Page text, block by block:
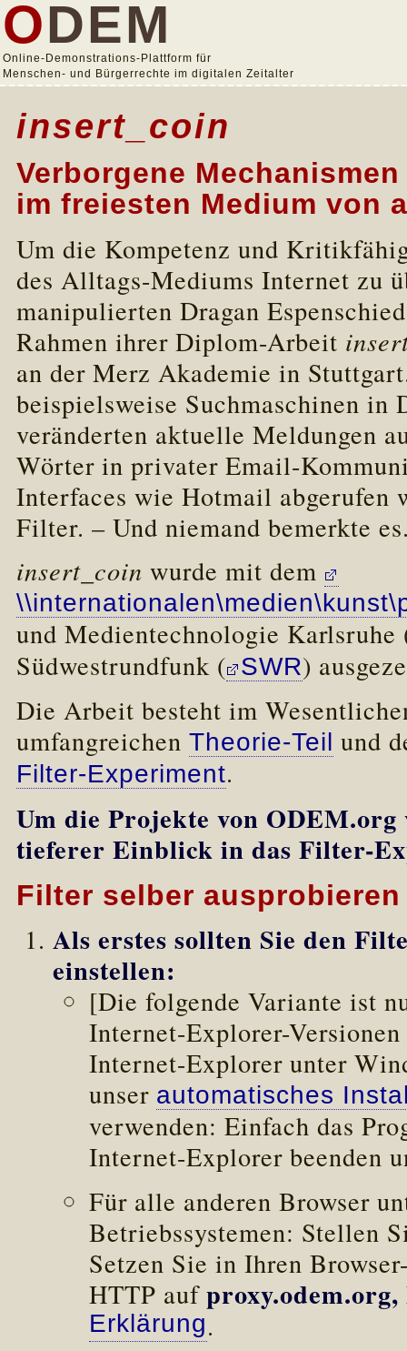
ODEM
Online-Demonstrations-Plattform für
Menschen- und Bürgerrechte im digitalen Zeitalter
insert_coin
Verborgene
im freiesten Medium von
Um die Kompetenz und
des Alltags-Mediums Internet zu
manipulierten Dragan
Rahmen ihrer Diplom-Arbeit
an der Merz Akademie in
beispielsweise Suchmaschinen in
veränderten aktuelle Meldungen
Wörter in privater Email-
Interfaces wie Hotmail abgerufen
Filter. – Und niemand bemerkte
insert_coin wurde mit dem
und Medientechnologie Karlsruhe
Südwestrundfunk ( SWR)
Die Arbeit besteht im
umfangreichen Theorie-Teil und
Filter-Experiment.
Um die Projekte von
tieferer Einblick in das Filter-
Filter selber ausprobieren
Als erstes sollten Sie den
einstellen:
[Die folgende Variante ist
Internet-Explorer-
Internet-Explorer unter
unser automatisches
verwenden: Einfach das
Internet-Explorer beenden
Für alle anderen Browser
Betriebssystemen: Stellen
Setzen Sie in Ihren
HTTP aufproxy.odem.org,
Erklärung.